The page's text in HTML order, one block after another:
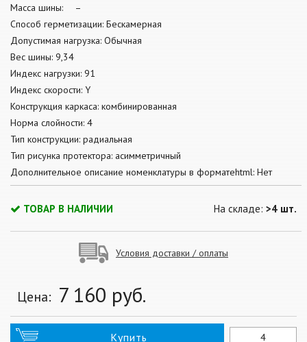
Масса шины: –
Способ герметизации: Бескамерная
Допустимая нагрузка: Обычная
Вес шины: 9,34
Индекс нагрузки: 91
Индекс скорости: Y
Конструкция каркаса: комбинированная
Норма слойности: 4
Тип конструкции: радиальная
Тип рисунка протектора: асимметричный
Дополнительное описание номенклатуры в форматеhtml: Нет
ТОВАР В НАЛИЧИИ На складе: >4 шт.
Условия доставки / оплаты
Цена: 7 160 руб.
Купить